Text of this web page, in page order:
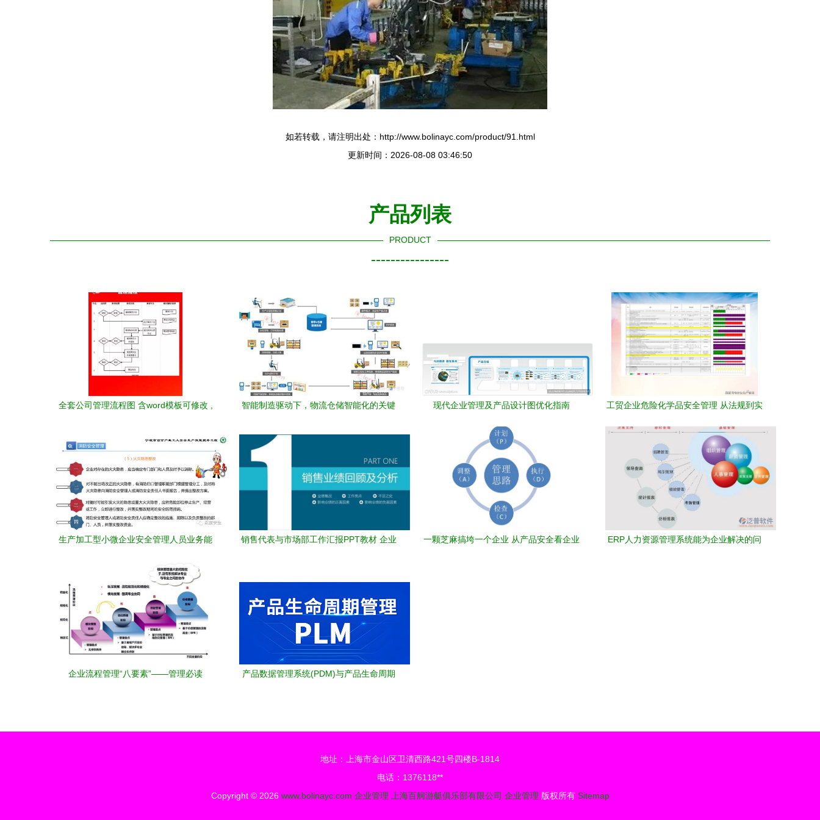
如若转载，请注明出处：http://www.bolinayc.com/product/91.html
更新时间：2026-08-08 03:46:50
产品列表
PRODUCT
----------------
全套公司管理流程图 含word模板可修改 ,
智能制造驱动下，物流仓储智能化的关键
现代企业管理及产品设计图优化指南
工贸企业危险化学品安全管理 从法规到实
生产加工型小微企业安全管理人员业务能
销售代表与市场部工作汇报PPT教材 企业
一颗芝麻搞垮一个企业 从产品安全看企业
ERP人力资源管理系统能为企业解决的问
企业流程管理“八要素”——管理必读
产品数据管理系统(PDM)与产品生命周期
地址：上海市金山区卫清西路421号四楼B-1814
电话：1376118**
Copyright © 2026 www.bolinayc.com 企业管理 上海百舸游艇俱乐部有限公司 企业管理 版权所有 Sitemap